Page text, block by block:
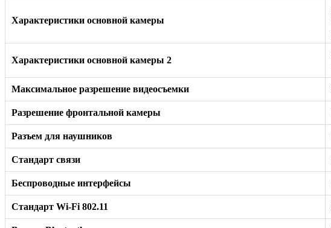
Характеристики основной камеры
Характеристики основной камеры 2
Максимальное разрешение видеосъемки
Разрешение фронтальной камеры
Разъем для наушников
Стандарт связи
Беспроводные интерфейсы
Стандарт Wi-Fi 802.11